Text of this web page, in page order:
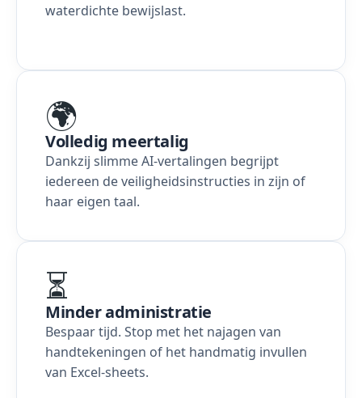
waterdichte bewijslast.
🌍
Volledig meertalig
Dankzij slimme AI-vertalingen begrijpt
iedereen de veiligheidsinstructies in zijn of
haar eigen taal.
⏳
Minder administratie
Bespaar tijd. Stop met het najagen van
handtekeningen of het handmatig invullen
van Excel-sheets.